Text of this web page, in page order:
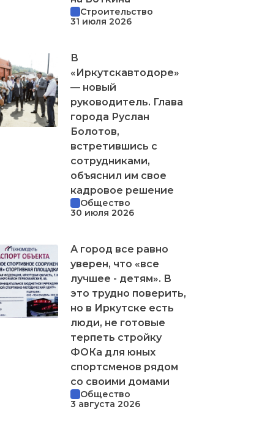
Строительство
31 июля 2026
В
«Иркутскавтодоре»
— новый
руководитель. Глава
города Руслан
Болотов,
встретившись с
сотрудниками,
объяснил им свое
кадровое решение
Общество
30 июля 2026
А город все равно
уверен, что «все
лучшее - детям». В
это трудно поверить,
но в Иркутске есть
люди, не готовые
терпеть стройку
ФОКа для юных
спортсменов рядом
со своими домами
Общество
3 августа 2026